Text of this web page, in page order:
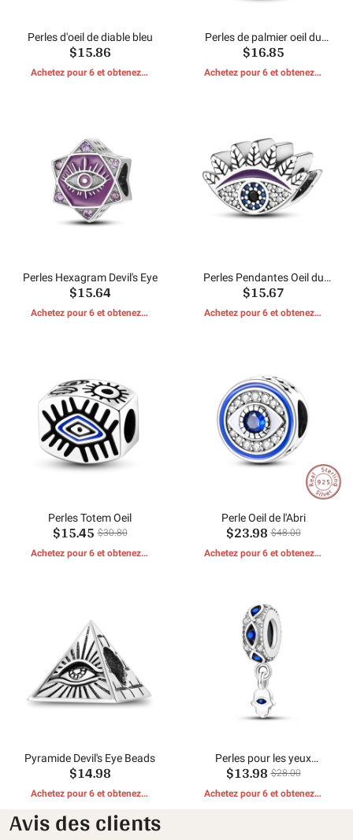
Perles d'oeil de diable bleu
$15.86
Achetez pour 6 et obtenez 1
Perles de palmier oeil du
diable
$16.85
Achetez pour 6 et obtenez 1
Perles Hexagram Devil's Eye
$15.64
Achetez pour 6 et obtenez 1
Perles Pendantes Oeil du
Diable
$15.67
Achetez pour 6 et obtenez 1
Perles Totem Oeil
$15.45 $30.80
Achetez pour 6 et obtenez 1
Perle Oeil de l'Abri
$23.98 $48.00
Achetez pour 6 et obtenez 1
Pyramide Devil's Eye Beads
$14.98
Achetez pour 6 et obtenez 1
Perles pour les yeux
brillantes
$13.98 $28.00
Achetez pour 6 et obtenez 1
Avis des clients